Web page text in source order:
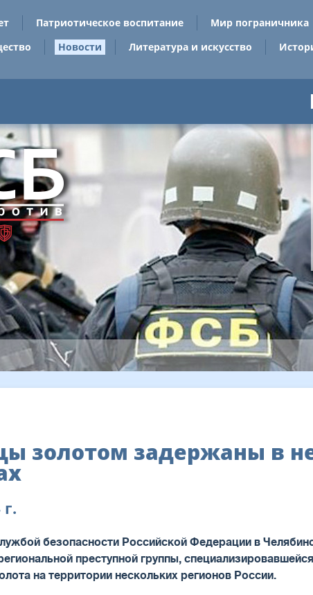
Патриотическое воспитание Мир пограничника
Новости Литература и искусство
золотом задержаны в
безопасности Российской Федерации в
преступной группы,
на территории нескольких регионов России.